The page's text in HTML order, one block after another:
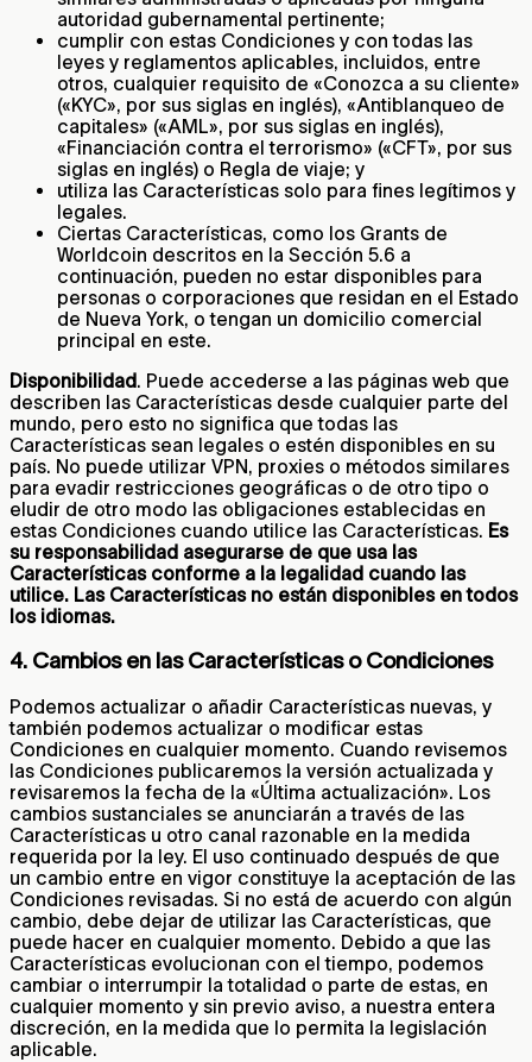
autoridad gubernamental pertinente;
cumplir con estas Condiciones y con todas las
leyes y reglamentos aplicables, incluidos, entre
otros, cualquier requisito de «Conozca a su cliente»
(«KYC», por sus siglas en inglés), «Antiblanqueo de
capitales» («AML», por sus siglas en inglés),
«Financiación contra el terrorismo» («CFT», por sus
siglas en inglés) o Regla de viaje; y
utiliza las Características solo para fines legítimos y
legales.
Ciertas Características, como los Grants de
Worldcoin descritos en la Sección 5.6 a
continuación, pueden no estar disponibles para
personas o corporaciones que residan en el Estado
de Nueva York, o tengan un domicilio comercial
principal en este.
Disponibilidad. Puede accederse a las páginas web que
describen las Características desde cualquier parte del
mundo, pero esto no significa que todas las
Características sean legales o estén disponibles en su
país. No puede utilizar VPN, proxies o métodos similares
para evadir restricciones geográficas o de otro tipo o
eludir de otro modo las obligaciones establecidas en
estas Condiciones cuando utilice las Características. Es
su responsabilidad asegurarse de que usa las
Características conforme a la legalidad cuando las
utilice. Las Características no están disponibles en todos
los idiomas.
4. Cambios en las Características o Condiciones
Podemos actualizar o añadir Características nuevas, y
también podemos actualizar o modificar estas
Condiciones en cualquier momento. Cuando revisemos
las Condiciones publicaremos la versión actualizada y
revisaremos la fecha de la «Última actualización». Los
cambios sustanciales se anunciarán a través de las
Características u otro canal razonable en la medida
requerida por la ley. El uso continuado después de que
un cambio entre en vigor constituye la aceptación de las
Condiciones revisadas. Si no está de acuerdo con algún
cambio, debe dejar de utilizar las Características, que
puede hacer en cualquier momento. Debido a que las
Características evolucionan con el tiempo, podemos
cambiar o interrumpir la totalidad o parte de estas, en
cualquier momento y sin previo aviso, a nuestra entera
discreción, en la medida que lo permita la legislación
aplicable.